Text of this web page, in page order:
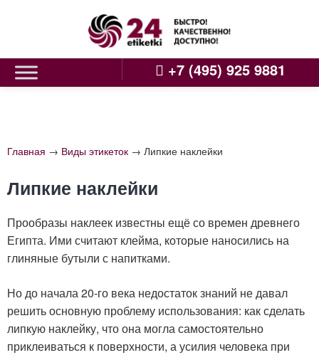
+7 (495) 925 9881
Главная → Виды этикеток → Липкие наклейки
Липкие наклейки
Прообразы наклеек известны ещё со времен древнего
Египта. Ими считают клейма, которые наносились на
глиняные бутыли с напитками.
Но до начала 20-го века недостаток знаний не давал
решить основную проблему использования: как сделать
липкую наклейку, что она могла самостоятельно
приклеиваться к поверхности, а усилия человека при